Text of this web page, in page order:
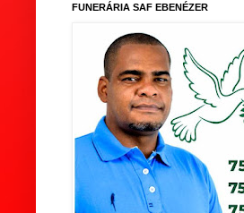
FUNERÁRIA SAF EBENÉZER